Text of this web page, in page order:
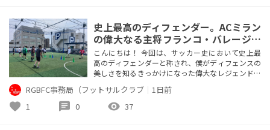
史上最高のディフェンダー。ACミラン
の偉大なる主将フランコ・バレージの
美学
こんにちは！ 今回は、サッカー史において史上最
高のディフェンダーと称され、僕がディフェンスの
美しさを知るきっかけになった偉大なレジェンドに
ンコ・バレージです！ 前回のフリットやライカー
ルトとともにACミランの黄金期を支え、キャプテ
ンマークを巻き続けた偉大なる主将ですね。 彼の
RGBFC事務局（フットサルクラブ ｜ 1日前
favorite 1 chat 0 visibility 37